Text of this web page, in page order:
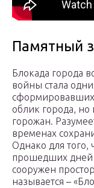
Памятный
Блокада города
войны стала
облик города,
горожан.
временах
Однако для того,
прошедших дней
сооружен
называется –